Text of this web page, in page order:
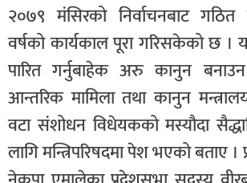
२०७९ मंसिरको निर्वाचनबाट
वर्षको कार्यकाल पूरा गरिसकेको छ
पारित गर्नुबाहेक अरु कानुन
आन्तरिक मामिला तथा कानुन
वटा संशोधन विधेयकको मस्यौदा
लागि मन्त्रिपरिषदमा पेश भएको बताए ।